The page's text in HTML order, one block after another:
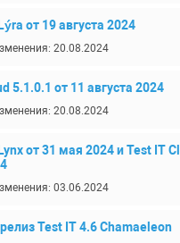
от 19 августа 2024
20.08.2024
5.1.0.1 от 11 августа 2024
20.08.2024
от 31 мая 2024 и Test IT
03.06.2024
Test IT 4.6 Chamaeleon